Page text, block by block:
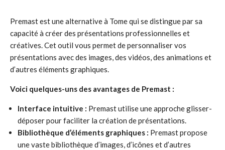
Premast est une alternative à Tome qui se distingue par sa
capacité à créer des présentations professionnelles et
créatives. Cet outil vous permet de personnaliser vos
présentations avec des images, des vidéos, des animations et
d’autres éléments graphiques.
Voici quelques-uns des avantages de Premast :
Interface intuitive : Premast utilise une approche glisser-
déposer pour faciliter la création de présentations.
Bibliothèque d’éléments graphiques : Premast propose
une vaste bibliothèque d’images, d’icônes et d’autres